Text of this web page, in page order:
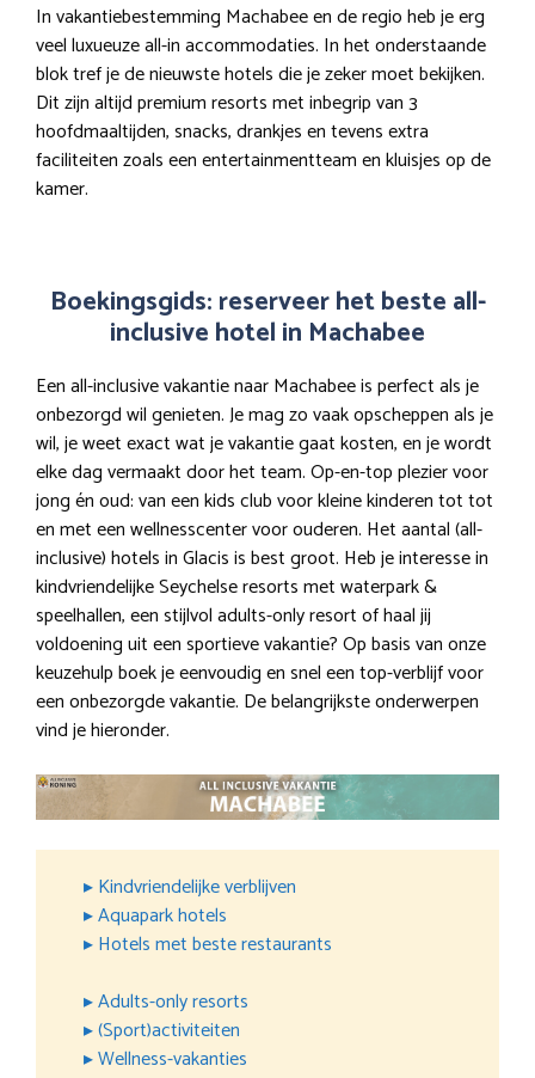
In vakantiebestemming Machabee en de regio heb je erg
veel luxueuze all-in accommodaties. In het onderstaande
blok tref je de nieuwste hotels die je zeker moet bekijken.
Dit zijn altijd premium resorts met inbegrip van 3
hoofdmaaltijden, snacks, drankjes en tevens extra
faciliteiten zoals een entertainmentteam en kluisjes op de
kamer.
Boekingsgids: reserveer het beste all-
inclusive hotel in Machabee
Een all-inclusive vakantie naar Machabee is perfect als je
onbezorgd wil genieten. Je mag zo vaak opscheppen als je
wil, je weet exact wat je vakantie gaat kosten, en je wordt
elke dag vermaakt door het team. Op-en-top plezier voor
jong én oud: van een kids club voor kleine kinderen tot tot
en met een wellnesscenter voor ouderen. Het aantal (all-
inclusive) hotels in Glacis is best groot. Heb je interesse in
kindvriendelijke Seychelse resorts met waterpark &
speelhallen, een stijlvol adults-only resort of haal jij
voldoening uit een sportieve vakantie? Op basis van onze
keuzehulp boek je eenvoudig en snel een top-verblijf voor
een onbezorgde vakantie. De belangrijkste onderwerpen
vind je hieronder.
▸ Kindvriendelijke verblijven
▸ Aquapark hotels
▸ Hotels met beste restaurants
▸ Adults-only resorts
▸ (Sport)activiteiten
▸ Wellness-vakanties